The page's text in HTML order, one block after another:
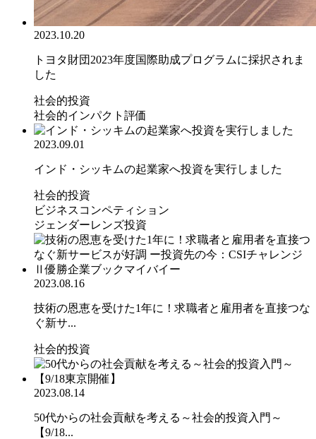
2023.10.20
トヨタ財団2023年度国際助成プログラムに採択されま
した
社会的投資
社会的インパクト評価
2023.09.01
インド・シッキムの起業家へ投資を実行しました
社会的投資
ビジネスコンペティション
ジェンダーレンズ投資
2023.08.16
技術の恩恵を受けた1年に！求職者と雇用者を直接つな
ぐ新サ...
社会的投資
2023.08.14
50代からの社会貢献を考える～社会的投資入門～
【9/18...